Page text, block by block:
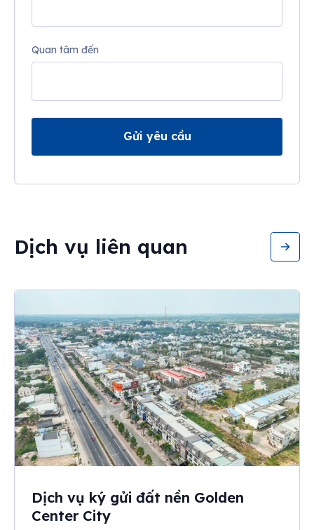
Quan tâm đến
Gửi yêu cầu
Dịch vụ liên quan
Dịch vụ ký gửi đất nền Golden
Center City